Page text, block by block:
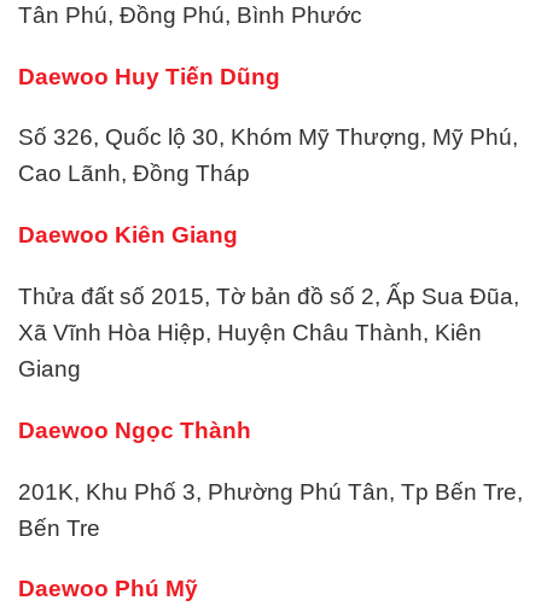
Tân Phú, Đồng Phú, Bình Phước
Daewoo Huy Tiến Dũng
Số 326, Quốc lộ 30, Khóm Mỹ Thượng, Mỹ Phú,
Cao Lãnh, Đồng Tháp
Daewoo Kiên Giang
Thửa đất số 2015, Tờ bản đồ số 2, Ấp Sua Đũa,
Xã Vĩnh Hòa Hiệp, Huyện Châu Thành, Kiên
Giang
Daewoo Ngọc Thành
201K, Khu Phố 3, Phường Phú Tân, Tp Bến Tre,
Bến Tre
Daewoo Phú Mỹ